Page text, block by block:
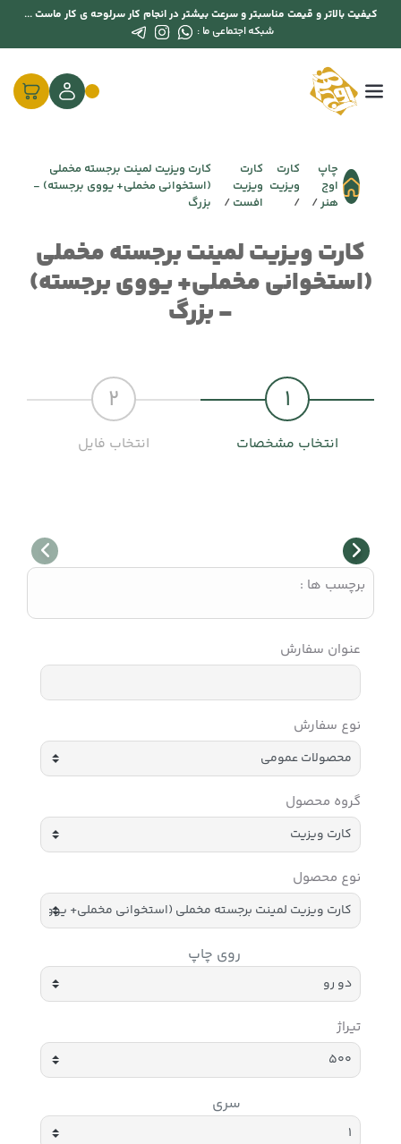
کیفیت بالاتر و قیمت مناسبتر و سرعت بیشتر در انجام کار سرلوحه ی کار ماست ...
شبکه اجتماعی ما :
چاپ
اوج
هنر
کارت
ویزیت
کارت
ویزیت
افست
کارت ویزیت لمینت برجسته مخملی
(استخوانی مخملی+ یووی برجسته) -
بزرگ
کارت ویزیت لمینت برجسته مخملی
(استخوانی مخملی+ یووی برجسته)
- بزرگ
1
انتخاب مشخصات
2
انتخاب فایل
برچسب ها :
عنوان سفارش
نوع سفارش
گروه محصول
نوع محصول
روی چاپ
تیراژ
سری